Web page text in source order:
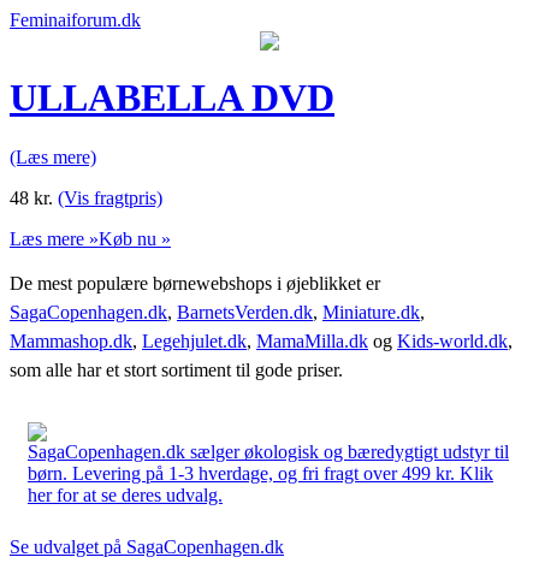
Feminaiforum.dk
ULLABELLA DVD
(Læs mere)
48 kr. (Vis fragtpris)
Læs mere »Køb nu »
De mest populære børnewebshops i øjeblikket er
SagaCopenhagen.dk, BarnetsVerden.dk, Miniature.dk,
Mammashop.dk, Legehjulet.dk, MamaMilla.dk og Kids-world.dk,
som alle har et stort sortiment til gode priser.
SagaCopenhagen.dk sælger økologisk og bæredygtigt udstyr til
børn. Levering på 1-3 hverdage, og fri fragt over 499 kr. Klik
her for at se deres udvalg.
Se udvalget på SagaCopenhagen.dk